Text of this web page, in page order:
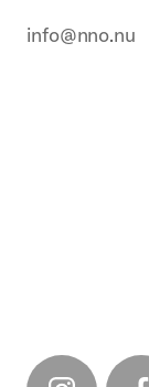
info@nno.nu